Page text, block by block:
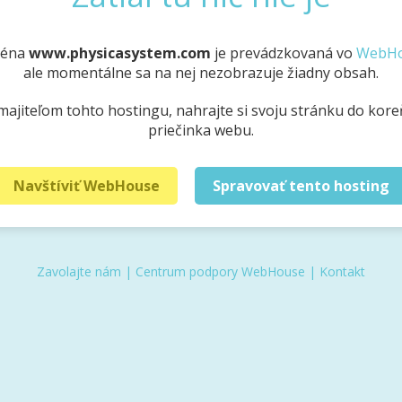
www.physicasystem.com je prevádzkovaná vo
ale momentálne sa na nej nezobrazuje žiadny obsah.
tohto hostingu, nahrajte si svoju stránku do
priečinka webu.
Navštíviť WebHouse Spravovať tento hosting
Zavolajte nám | Centrum podpory WebHouse | Kontakt